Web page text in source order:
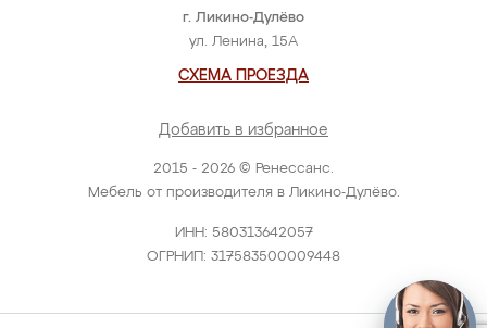
2015 - 2026 © Ренессанс.
Мебель от производителя в Ликино-Дулёво.
ИНН: 580313642057
ОГРНИП: 317583500009448
г. Ликино-Дулёво
ул. Ленина, 15А
СХЕМА ПРОЕЗДА
Добавить в избранное